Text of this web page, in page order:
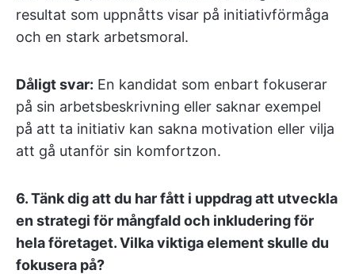
resultat som uppnåtts visar på initiativförmåga
och en stark arbetsmoral.
Dåligt svar: En kandidat som enbart fokuserar
på sin arbetsbeskrivning eller saknar exempel
på att ta initiativ kan sakna motivation eller vilja
att gå utanför sin komfortzon.
6.Tänk dig att du har fått i uppdrag att utveckla
en strategi för mångfald och inkludering för
hela företaget. Vilka viktiga element skulle du
fokusera på?